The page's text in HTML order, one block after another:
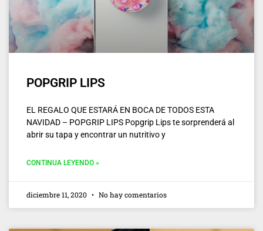
POPGRIP LIPS
EL REGALO QUE ESTARÁ EN BOCA DE TODOS ESTA
NAVIDAD – POPGRIP LIPS Popgrip Lips te sorprenderá al
abrir su tapa y encontrar un nutritivo y
CONTINUA LEYENDO »
diciembre 11, 2020 No hay comentarios